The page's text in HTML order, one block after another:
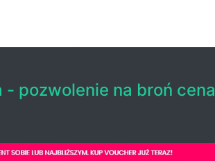
- pozwolenie na broń cena